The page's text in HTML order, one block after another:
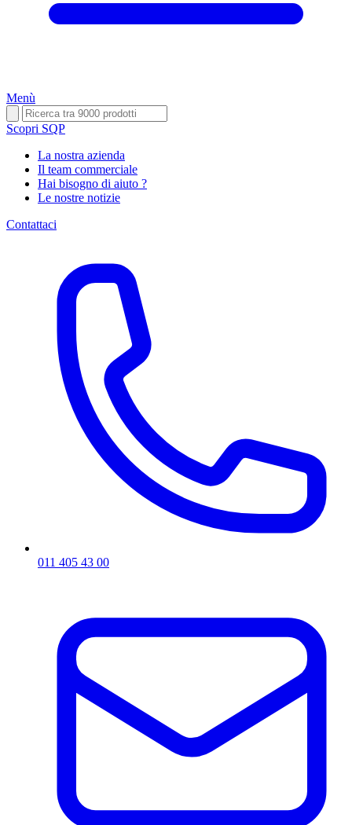
Menù
Scopri SQP
La nostra azienda
Il team commerciale
Hai bisogno di aiuto ?
Le nostre notizie
Contattaci
011 405 43 00